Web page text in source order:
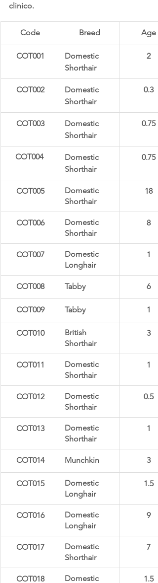
clinico.
Code Breed Age
COT001
Domestic
Shorthair
2
COT002
Domestic
Shorthair
0.3
COT003
Domestic
Shorthair
0.75
COT004
Domestic
Shorthair
0.75
COT005
Domestic
Shorthair
18
​COT006
Domestic
Shorthair
8
COT007
Domestic
Longhair
1
​COT008 Tabby 6
COT009 ​Tabby 1
COT010
British
Shorthair
3
COT011
Domestic
Shorthair
1
COT012
Domestic
Shorthair
0.5
COT013
Domestic
Shorthair
1
COT014 Munchkin 3
​COT015
Domestic
Longhair
1.5
COT016
Domestic
Longhair
9
COT017
Domestic
Shorthair
7
COT018 Domestic 1.5